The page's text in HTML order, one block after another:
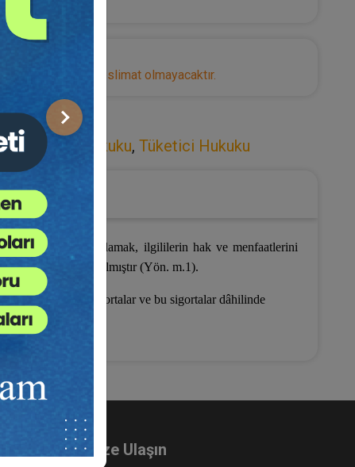
Sonraki
herhangi bir teslimat olmayacaktır.
, Sigorta Hukuku, Tüketici Hukuku
ve güvenilirliği sağlamak, ilgililerin hak ve menfaatlerini
Yönetmeliği çıkarılmıştır (Yön. m.1).
veya zorunlu sigortalar ve bu sigortalar dâhilinde
Bize Ulaşın